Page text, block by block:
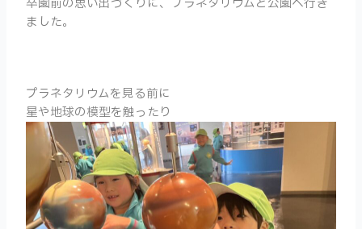
卒園前の思い出づくりに、プラネタリウムと公園へ行き
ました。
プラネタリウムを見る前に
星や地球の模型を触ったり